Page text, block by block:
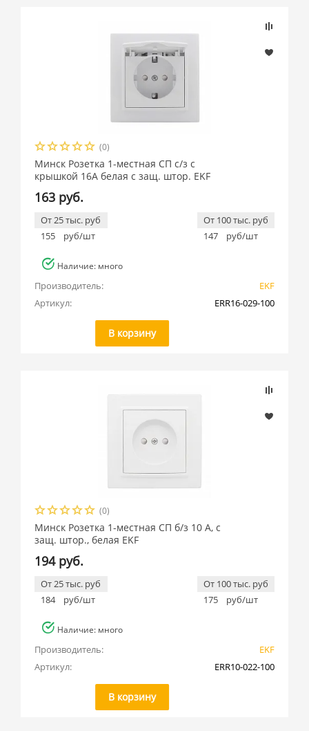
(0)
Минск Розетка 1-местная СП с/з с
крышкой 16А белая с защ. штор. EKF
163 руб.
От 25 тыс. руб
155
руб/шт
От 100 тыс. руб
147
руб/шт
Наличие: много
Производитель:
EKF
Артикул:
ERR16-029-100
В корзину
(0)
Минск Розетка 1-местная СП б/з 10 А, с
защ. штор., белая EKF
194 руб.
От 25 тыс. руб
184
руб/шт
От 100 тыс. руб
175
руб/шт
Наличие: много
Производитель:
EKF
Артикул:
ERR10-022-100
В корзину